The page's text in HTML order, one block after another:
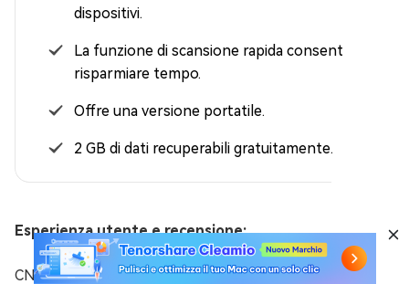
dispositivi.
La funzione di scansione rapida consente di
risparmiare tempo.
Offre una versione portatile.
2 GB di dati recuperabili gratuitamente.
Esperienza utente e recensione:
CNET ha assegnato a Wise Data Recovery una